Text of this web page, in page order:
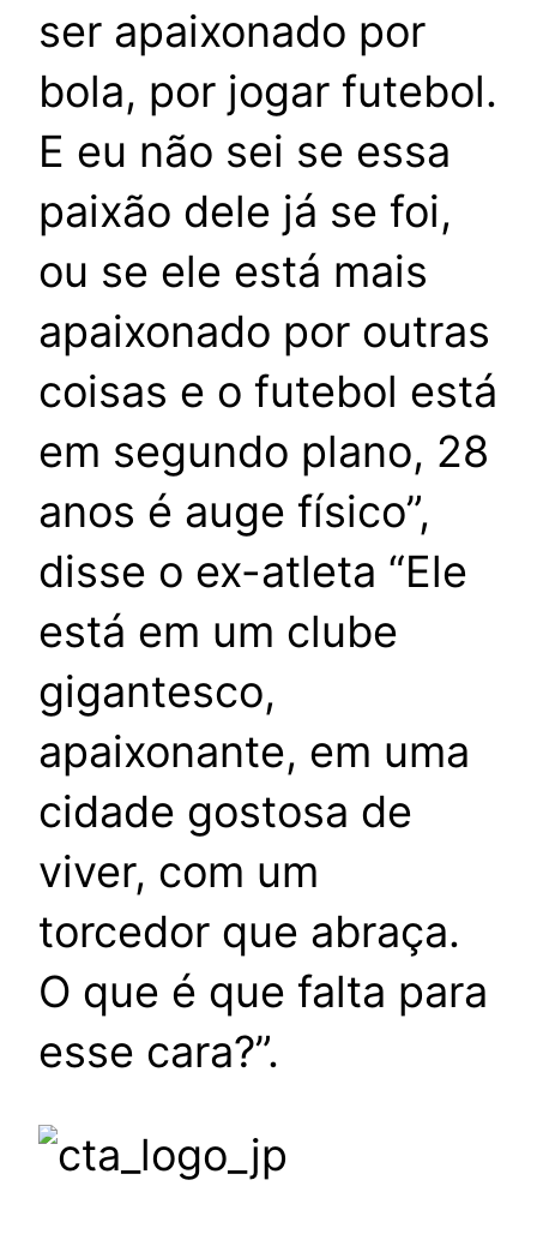
ser apaixonado por
bola, por jogar futebol.
E eu não sei se essa
paixão dele já se foi,
ou se ele está mais
apaixonado por outras
coisas e o futebol está
em segundo plano, 28
anos é auge físico”,
disse o ex-atleta “Ele
está em um clube
gigantesco,
apaixonante, em uma
cidade gostosa de
viver, com um
torcedor que abraça.
O que é que falta para
esse cara?”.